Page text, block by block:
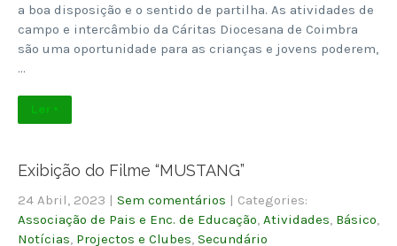
a boa disposição e o sentido de partilha. As atividades de
campo e intercâmbio da Cáritas Diocesana de Coimbra
são uma oportunidade para as crianças e jovens poderem,
…
Ler +
Exibição do Filme “MUSTANG”
24 Abril, 2023 | Sem comentários | Categories:
Associação de Pais e Enc. de Educação Atividades Básico
Notícias Projectos e Clubes Secundário